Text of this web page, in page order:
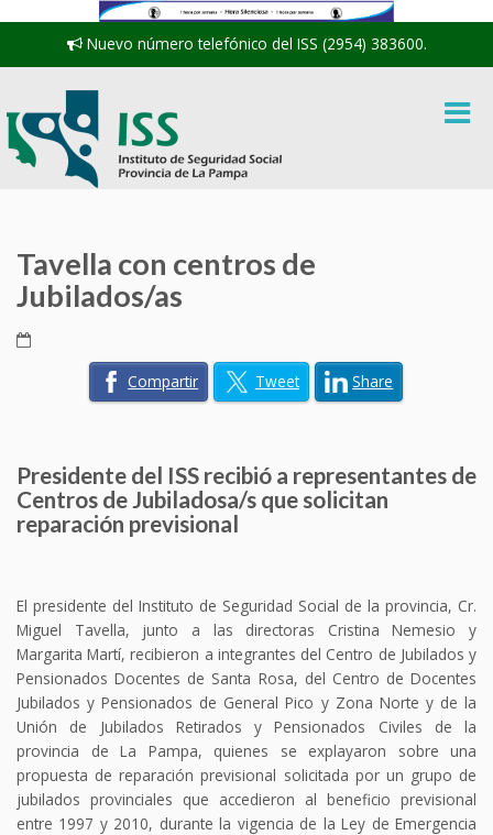
Nuevo número telefónico del ISS (2954) 383600.
Tavella con centros de
Jubilados/as
Compartir Tweet Share
Presidente del ISS recibió a representantes de
Centros de Jubiladosa/s que solicitan
reparación previsional
El presidente del Instituto de Seguridad Social de la provincia, Cr.
Miguel Tavella, junto a las directoras Cristina Nemesio y
Margarita Martí, recibieron a integrantes del Centro de Jubilados y
Pensionados Docentes de Santa Rosa, del Centro de Docentes
Jubilados y Pensionados de General Pico y Zona Norte y de la
Unión de Jubilados Retirados y Pensionados Civiles de la
provincia de La Pampa, quienes se explayaron sobre una
propuesta de reparación previsional solicitada por un grupo de
jubilados provinciales que accedieron al beneficio previsional
entre 1997 y 2010, durante la vigencia de la Ley de Emergencia